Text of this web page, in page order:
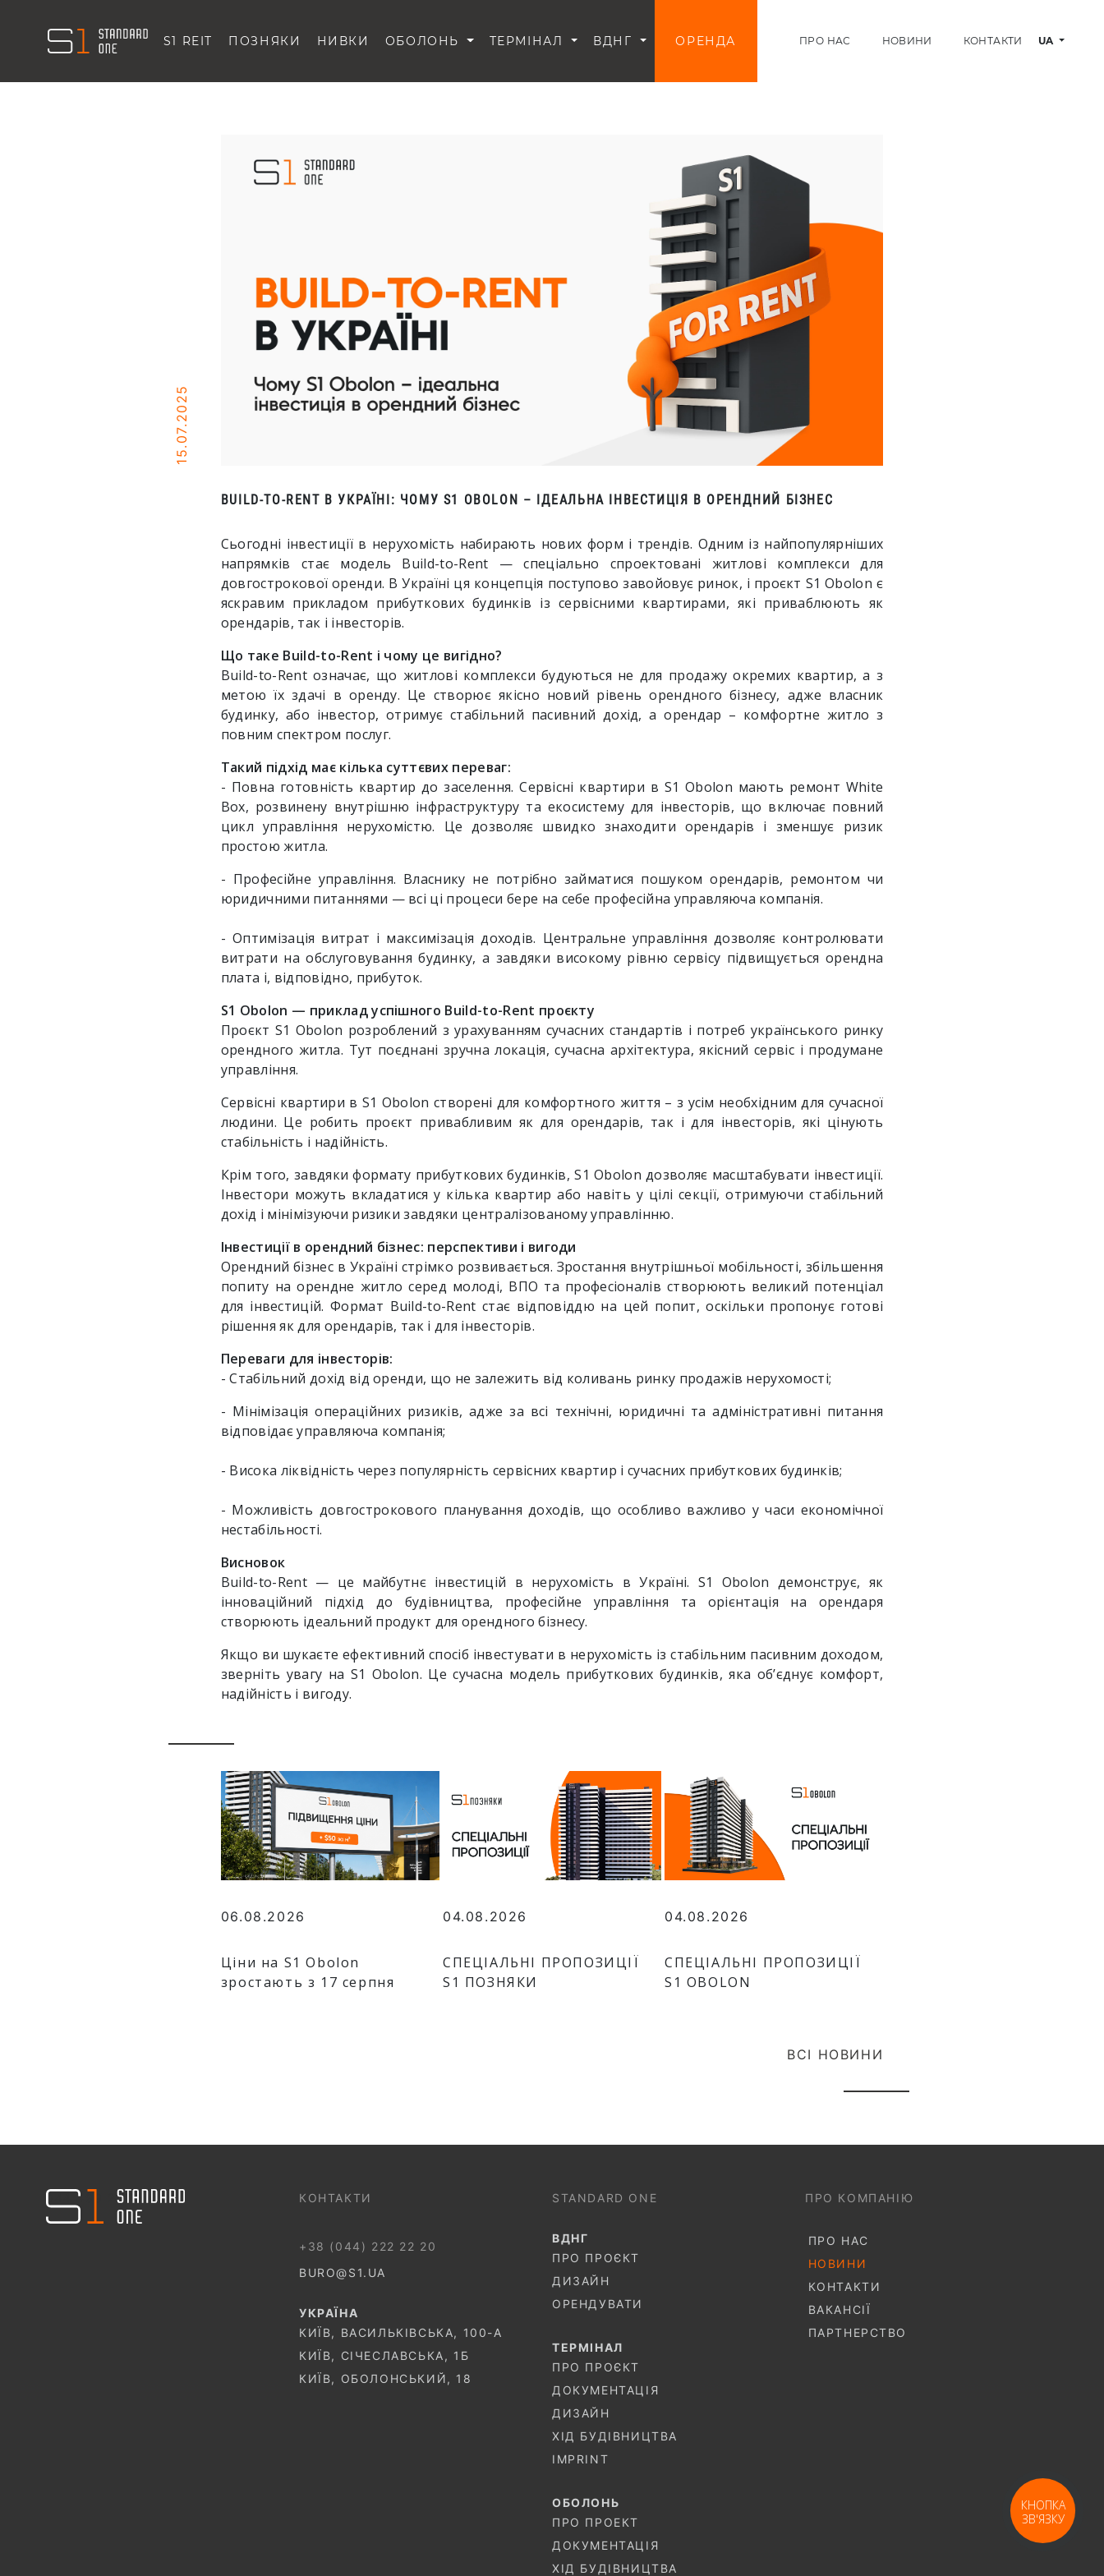
S1 REIT ПОЗНЯКИ НИВКИ ОБОЛОНЬ ТЕРМІНАЛ ВДНГ ОРЕНДА ПРО НАС НОВИНИ КОНТАКТИ UA
15.07.2025
BUILD-TO-RENT В УКРАЇНІ: ЧОМУ S1 OBOLON – ІДЕАЛЬНА ІНВЕСТИЦІЯ В ОРЕНДНИЙ БІЗНЕС
Сьогодні інвестиції в нерухомість набирають нових форм і трендів. Одним із найпопулярніших
напрямків стає модель Build-to-Rent — спеціально спроектовані житлові комплекси для
довгострокової оренди. В Україні ця концепція поступово завойовує ринок, і проєкт S1 Obolon є
яскравим прикладом прибуткових будинків із сервісними квартирами, які приваблюють як
орендарів, так і інвесторів.
Що таке Build-to-Rent і чому це вигідно?
Build-to-Rent означає, що житлові комплекси будуються не для продажу окремих квартир, а з
метою їх здачі в оренду. Це створює якісно новий рівень орендного бізнесу, адже власник
будинку, або інвестор, отримує стабільний пасивний дохід, а орендар – комфортне житло з
повним спектром послуг.
Такий підхід має кілька суттєвих переваг:
- Повна готовність квартир до заселення. Сервісні квартири в S1 Obolon мають ремонт White
Box, розвинену внутрішню інфраструктуру та екосистему для інвесторів, що включає повний
цикл управління нерухомістю. Це дозволяє швидко знаходити орендарів і зменшує ризик
простою житла.
- Професійне управління. Власнику не потрібно займатися пошуком орендарів, ремонтом чи
юридичними питаннями — всі ці процеси бере на себе професійна управляюча компанія.
- Оптимізація витрат і максимізація доходів. Центральне управління дозволяє контролювати
витрати на обслуговування будинку, а завдяки високому рівню сервісу підвищується орендна
плата і, відповідно, прибуток.
S1 Obolon — приклад успішного Build-to-Rent проєкту
Проєкт S1 Obolon розроблений з урахуванням сучасних стандартів і потреб українського ринку
орендного житла. Тут поєднані зручна локація, сучасна архітектура, якісний сервіс і продумане
управління.
Сервісні квартири в S1 Obolon створені для комфортного життя – з усім необхідним для сучасної
людини. Це робить проєкт привабливим як для орендарів, так і для інвесторів, які цінують
стабільність і надійність.
Крім того, завдяки формату прибуткових будинків, S1 Obolon дозволяє масштабувати інвестиції.
Інвестори можуть вкладатися у кілька квартир або навіть у цілі секції, отримуючи стабільний
дохід і мінімізуючи ризики завдяки централізованому управлінню.
Інвестиції в орендний бізнес: перспективи і вигоди
Орендний бізнес в Україні стрімко розвивається. Зростання внутрішньої мобільності, збільшення
попиту на орендне житло серед молоді, ВПО та професіоналів створюють великий потенціал
для інвестицій. Формат Build-to-Rent стає відповіддю на цей попит, оскільки пропонує готові
рішення як для орендарів, так і для інвесторів.
Переваги для інвесторів:
- Стабільний дохід від оренди, що не залежить від коливань ринку продажів нерухомості;
- Мінімізація операційних ризиків, адже за всі технічні, юридичні та адміністративні питання
відповідає управляюча компанія;
- Висока ліквідність через популярність сервісних квартир і сучасних прибуткових будинків;
- Можливість довгострокового планування доходів, що особливо важливо у часи економічної
нестабільності.
Висновок
Build-to-Rent — це майбутнє інвестицій в нерухомість в Україні. S1 Obolon демонструє, як
інноваційний підхід до будівництва, професійне управління та орієнтація на орендаря
створюють ідеальний продукт для орендного бізнесу.
Якщо ви шукаєте ефективний спосіб інвестувати в нерухомість із стабільним пасивним доходом,
зверніть увагу на S1 Obolon. Це сучасна модель прибуткових будинків, яка об’єднує комфорт,
надійність і вигоду.
06.08.2026
Ціни на S1 Obolon
зростають з 17 серпня
04.08.2026
СПЕЦІАЛЬНІ ПРОПОЗИЦІЇ
S1 ПОЗНЯКИ
04.08.2026
СПЕЦІАЛЬНІ ПРОПОЗИЦІЇ
S1 OBOLON
ВСІ НОВИНИ
044 499 22 25 КОНТАКТИ
+38 (044) 222 22 20
BURO@S1.UA
УКРАЇНА
КИЇВ, ВАСИЛЬКІВСЬКА, 100-A
КИЇВ, СІЧЕСЛАВСЬКА, 1Б
КИЇВ, ОБОЛОНСЬКИЙ, 18
STANDARD ONE
ВДНГ
ПРО ПРОЄКТ
ДИЗАЙН
ОРЕНДУВАТИ
ТЕРМIНАЛ
ПРО ПРОЄКТ
ДОКУМЕНТАЦІЯ
ДИЗАЙН
ХІД БУДІВНИЦТВА
IMPRINT
ОБОЛОНЬ
ПРО ПРОЕКТ
ДОКУМЕНТАЦІЯ
ХІД БУДІВНИЦТВА
ПРО КОМПАНІЮ
ПРО НАС
НОВИНИ
КОНТАКТИ
ВАКАНСІЇ
ПАРТНЕРСТВО
КНОПКА
ЗВ'ЯЗКУ